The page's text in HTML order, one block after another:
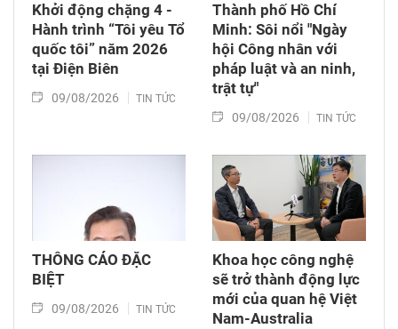
Khởi động chặng 4 -
Hành trình “Tôi yêu Tổ
quốc tôi” năm 2026
tại Điện Biên
09/08/2026 TIN TỨC
Thành phố Hồ Chí
Minh: Sôi nổi "Ngày
hội Công nhân với
pháp luật và an ninh,
trật tự"
09/08/2026 TIN TỨC
THÔNG CÁO ĐẶC
BIỆT
09/08/2026 TIN TỨC
Khoa học công nghệ
sẽ trở thành động lực
mới của quan hệ Việt
Nam-Australia